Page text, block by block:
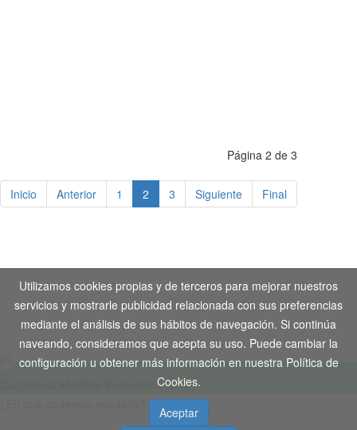
Página 2 de 3
Inicio Anterior 1 2 3 Siguiente Final
Aviso Legal-Política de Privacidad-Política de Cookies
Copyright © 2020. Todos los derechos reservados. Desarrollo
Web byTecnogenil
Carpintería Metálica Fernando López
Utilizamos cookies propias y de terceros para mejorar nuestros
servicios y mostrarle publicidad relacionada con sus preferencias
mediante el análisis de sus hábitos de navegación. Si continúa
naveando, consideramos que acepta su uso. Puede cambiar la
configuración u obtener más información en nuestra Política de
Cookies.
Aceptar